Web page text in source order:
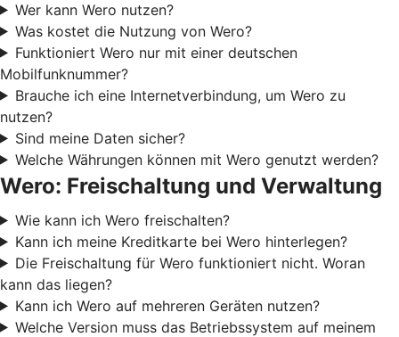
Wer kann Wero nutzen?
Was kostet die Nutzung von Wero?
Funktioniert Wero nur mit einer deutschen
Mobilfunknummer?
Brauche ich eine Internetverbindung, um Wero zu
nutzen?
Sind meine Daten sicher?
Welche Währungen können mit Wero genutzt werden?
Wero: Freischaltung und Verwaltung
Wie kann ich Wero freischalten?
Kann ich meine Kreditkarte bei Wero hinterlegen?
Die Freischaltung für Wero funktioniert nicht. Woran
kann das liegen?
Kann ich Wero auf mehreren Geräten nutzen?
Welche Version muss das Betriebssystem auf meinem